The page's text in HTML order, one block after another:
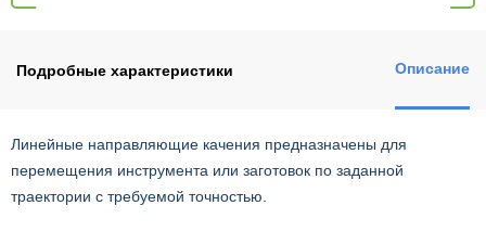
Подробные характеристики Описание
Линейные направляющие качения предназначены для
перемещения инструмента или заготовок по заданной
траектории с требуемой точностью.